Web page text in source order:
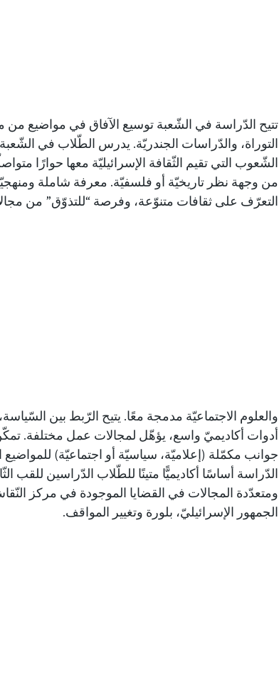
تتيح الدّراسة في الشّعبة توسيع الآفاق في مواضيع من
التوراة، والدّراسات الجندريّة. يدرس الطّلاب في
الشّعوب التي تقيم الثّقافة الإسرائيليّة معها حوارًا
من وجهة نظر تاريخيّة أو فلسفيّة. معرفة شاملة ومنهجيّة
التعرّف على ثقافات متنوّعة، وفرصة “للتذوّق” من
والعلوم الاجتماعيّة مدمجة معًا. يتيح الرّبط بين
أدوات أكاديميّ واسع، يؤهّل لمجالات عمل مختلفة.
جوانب مكمّلة (إعلاميّة، سياسيّة أو اجتماعيّة)
الدّراسة أساسًا أكاديميًّا متينًا للطّلاب الدّراسين
ومتعدّدة المجالات في القضايا الموجودة في مركز
الجمهور الإسرائيليّ، بلورة وتغيير المواقف.